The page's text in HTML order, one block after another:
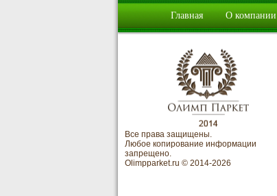
Главная О компании
Все права защищены.
Любое копирование информации
запрещено.
Olimpparket.ru © 2014-2026